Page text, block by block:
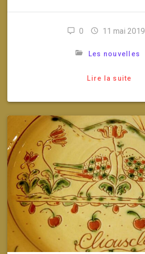
0 11 mai 2019
Les nouvelles
Lire la suite